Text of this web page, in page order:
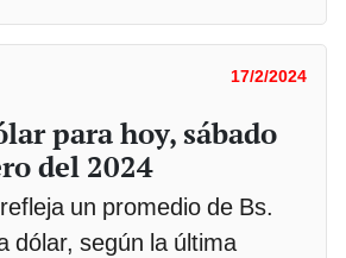
17/2/2024
para hoy, sábado
del 2024
un promedio de Bs.
dólar, según la última